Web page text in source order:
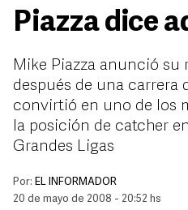
Piazza dice
Mike Piazza anunció su
después de una carrera
convirtió en uno de los
la posición de catcher
Grandes Ligas
Por: EL INFORMADOR
20 de mayo de 2008 - 20:52 hs